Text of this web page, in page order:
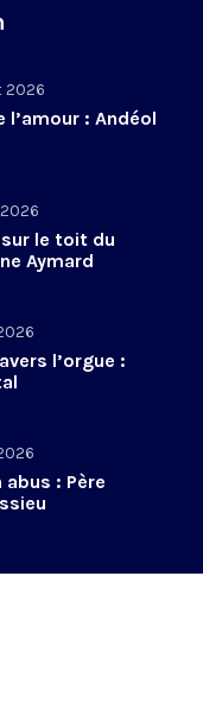
2026
l’amour : Andéol
le toit du
Aymard
l’orgue :
abus : Père